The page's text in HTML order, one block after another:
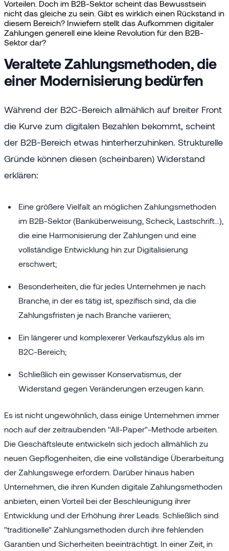
Vorteilen. Doch im B2B-Sektor scheint das Bewusstsein
nicht das gleiche zu sein. Gibt es wirklich einen Rückstand in
diesem Bereich? Inwiefern stellt das Aufkommen digitaler
Zahlungen generell eine kleine Revolution für den B2B-
Sektor dar?
Veraltete Zahlungsmethoden, die
einer Modernisierung bedürfen
Während der B2C-Bereich allmählich auf breiter Front
die Kurve zum digitalen Bezahlen bekommt, scheint
der B2B-Bereich etwas hinterherzuhinken. Strukturelle
Gründe können diesen (scheinbaren) Widerstand
erklären:
Eine größere Vielfalt an möglichen Zahlungsmethoden
im B2B-Sektor (Banküberweisung, Scheck, Lastschrift...),
die eine Harmonisierung der Zahlungen und eine
vollständige Entwicklung hin zur Digitalisierung
erschwert;
Besonderheiten, die für jedes Unternehmen je nach
Branche, in der es tätig ist, spezifisch sind, da die
Zahlungsfristen je nach Branche variieren;
Ein längerer und komplexerer Verkaufszyklus als im
B2C-Bereich;
Schließlich ein gewisser Konservatismus, der
Widerstand gegen Veränderungen erzeugen kann.
Es ist nicht ungewöhnlich, dass einige Unternehmen immer
noch auf der zeitraubenden "All-Paper"-Methode arbeiten.
Die Geschäftsleute entwickeln sich jedoch allmählich zu
neuen Gepflogenheiten, die eine vollständige Überarbeitung
der Zahlungswege erfordern. Darüber hinaus haben
Unternehmen, die ihren Kunden digitale Zahlungsmethoden
anbieten, einen Vorteil bei der Beschleunigung ihrer
Entwicklung und der Erhöhung ihrer Leads. Schließlich sind
"traditionelle" Zahlungsmethoden durch ihre fehlenden
Garantien und Sicherheiten beeinträchtigt. In einer Zeit, in